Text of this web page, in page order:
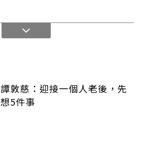
譚敦慈：迎接一個人老後，先
想5件事